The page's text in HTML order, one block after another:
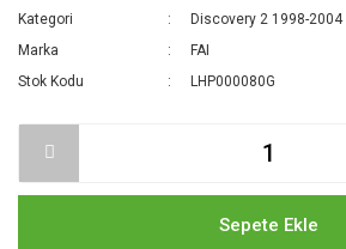
Kategori Discovery 2 1998-2004
Marka
FAI
Stok Kodu
LHP000080G
Sepete Ekle